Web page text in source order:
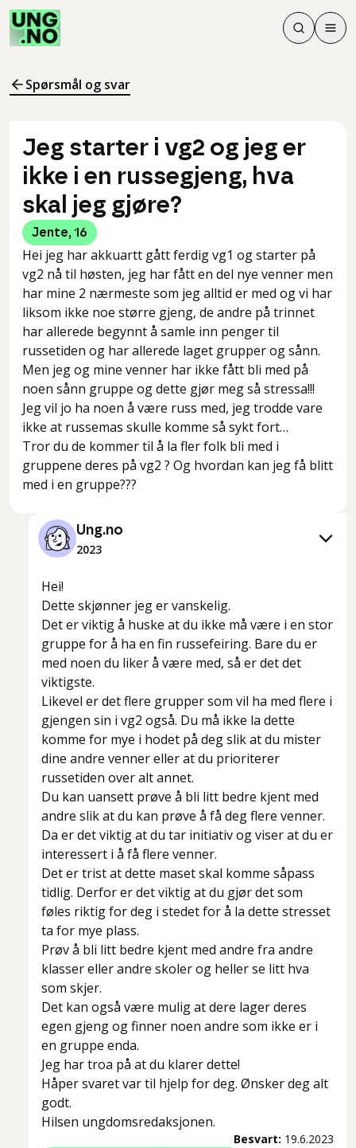
Søk
Søk
Meny
Spørsmål og svar
Jeg starter i vg2 og jeg er
ikke i en russegjeng, hva
skal jeg gjøre?
Jente, 16
Hei jeg har akkuartt gått ferdig vg1 og starter på
vg2 nå til høsten, jeg har fått en del nye venner men
har mine 2 nærmeste som jeg alltid er med og vi har
liksom ikke noe større gjeng, de andre på trinnet
har allerede begynnt å samle inn penger til
russetiden og har allerede laget grupper og sånn.
Men jeg og mine venner har ikke fått bli med på
noen sånn gruppe og dette gjør meg så stressa!!!
Jeg vil jo ha noen å være russ med, jeg trodde vare
ikke at russemas skulle komme så sykt fort…
Tror du de kommer til å la fler folk bli med i
gruppene deres på vg2 ? Og hvordan kan jeg få blitt
med i en gruppe???
Ung.no
2023
Hei!
Dette skjønner jeg er vanskelig.
Det er viktig å huske at du ikke må være i en stor
gruppe for å ha en fin russefeiring. Bare du er
med noen du liker å være med, så er det det
viktigste.
Likevel er det flere grupper som vil ha med flere i
gjengen sin i vg2 også. Du må ikke la dette
komme for mye i hodet på deg slik at du mister
dine andre venner eller at du prioriterer
russetiden over alt annet.
Du kan uansett prøve å bli litt bedre kjent med
andre slik at du kan prøve å få deg flere venner.
Da er det viktig at du tar initiativ og viser at du er
interessert i å få flere venner.
Det er trist at dette maset skal komme såpass
tidlig. Derfor er det viktig at du gjør det som
føles riktig for deg i stedet for å la dette stresset
ta for mye plass.
Prøv å bli litt bedre kjent med andre fra andre
klasser eller andre skoler og heller se litt hva
som skjer.
Det kan også være mulig at dere lager deres
egen gjeng og finner noen andre som ikke er i
en gruppe enda.
Jeg har troa på at du klarer dette!
Håper svaret var til hjelp for deg. Ønsker deg alt
godt.
Hilsen ungdomsredaksjonen.
Besvart: 19.6.2023